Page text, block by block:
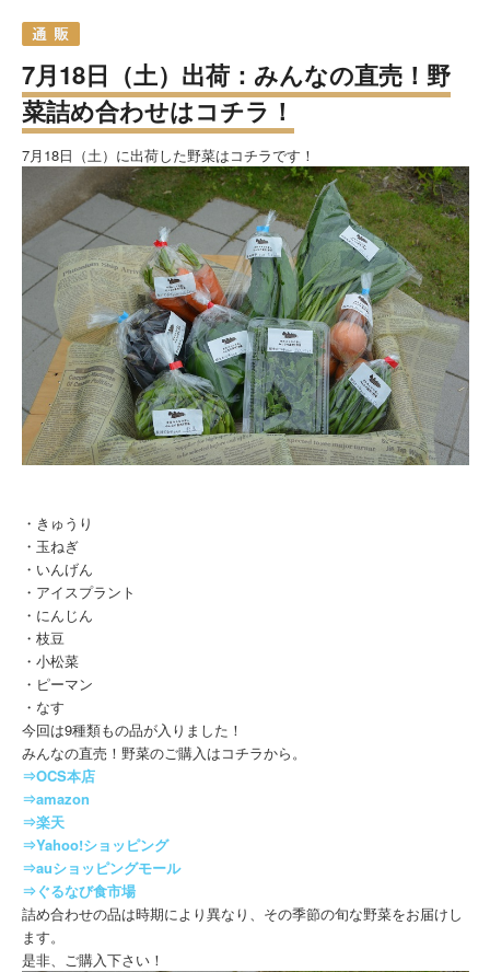
7月18日（土）出荷：みんなの直売！野
菜詰め合わせはコチラ！
7月18日（土）に出荷した野菜はコチラです！
・きゅうり
・玉ねぎ
・いんげん
・アイスプラント
・にんじん
・枝豆
・小松菜
・ピーマン
・なす
今回は9種類もの品が入りました！
みんなの直売！野菜のご購入はコチラから。
⇒OCS本店
⇒amazon
⇒楽天
⇒Yahoo!ショッピング
⇒auショッピングモール
⇒ぐるなび食市場
詰め合わせの品は時期により異なり、その季節の旬な野菜をお届けし
ます。
是非、ご購入下さい！